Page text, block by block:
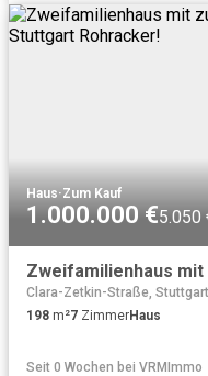
Haus·Zum Kauf
1.000.000 €5.050
Clara-Zetkin-Straße, Stuttgart
198 m²7 ZimmerHaus
Seit 0 Wochen bei VRMImmo